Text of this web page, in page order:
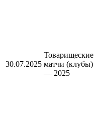
30.07.2025
Товарищеские
матчи (клубы)
— 2025